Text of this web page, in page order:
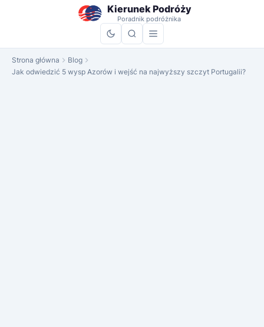
Kierunek Podróży
Poradnik podróżnika
Strona główna
Blog
Jak odwiedzić 5 wysp Azorów i wejść na najwyższy szczyt Portugalii?